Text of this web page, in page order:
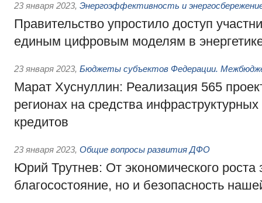
23 января 2023, Энергоэффективность и
Правительство упростило доступ
единым цифровым моделям в
23 января 2023, Бюджеты субъектов Федерации.
Марат Хуснуллин: Реализация 565
регионах на средства
кредитов
23 января 2023, Общие вопросы развития ДФО
Юрий Трутнев: От экономического роста
благосостояние, но и безопасность